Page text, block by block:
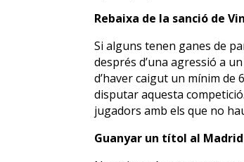
Rebaixa de la sanció de
Si alguns tenen ganes de
després d’una agressió a
d’haver caigut un mínim
disputar aquesta
jugadors amb els que no
Guanyar un títol al